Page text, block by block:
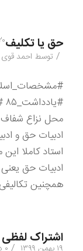
حق یا تکلیف۲۰
/ توسط احمد قوی
محل نزاع
ادبیات حق و
استاد کاملا
ادبیات حق
همچنین
اشتراک